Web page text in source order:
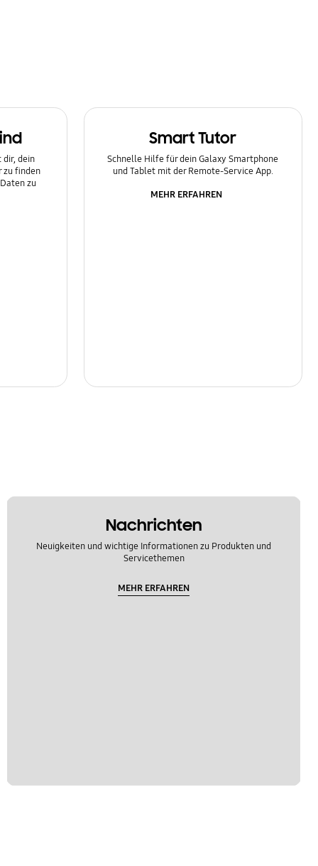
dir, dein
zu finden
zu
Smart Tutor
Schnelle Hilfe für dein Galaxy Smartphone
und Tablet mit der Remote-Service App.
MEHR ERFAHREN
Nachrichten
Neuigkeiten und wichtige Informationen zu Produkten und
Servicethemen
MEHR ERFAHREN